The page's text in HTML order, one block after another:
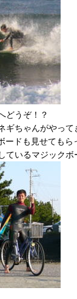
どうぞ！？
ギちゃんがやっ
ードも見せても
いるマジック